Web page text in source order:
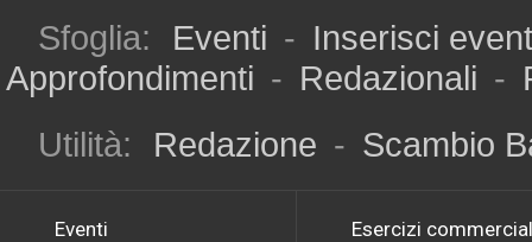
Sfoglia: Eventi - Inserisci
Approfondimenti - Redazionali -
Utilità:
Redazione - Scambio
Eventi Esercizi